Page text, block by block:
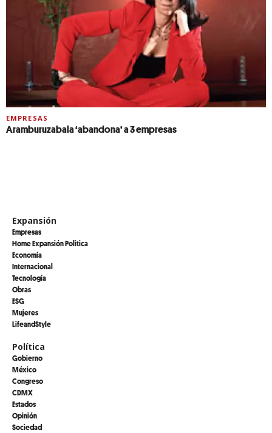
EMPRESAS
Aramburuzabala ‘abandona’ a 3 empresas
Expansión
Empresas
Home Expansión Politica
Economía
Internacional
Tecnología
Obras
ESG
Mujeres
LifeandStyle
Política
Gobierno
México
Congreso
CDMX
Estados
Opinión
Sociedad